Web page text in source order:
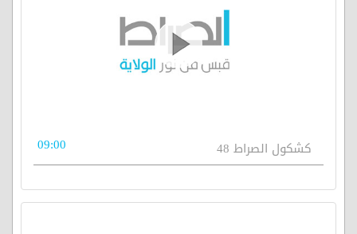
كشكول الصراط 48 09:00